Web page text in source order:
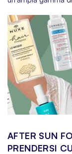
danni.Di seguito ti
estiva e quali
le vacanze.
AFTER SUN
PRENDERSI